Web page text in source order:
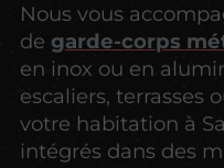
Nous vous
de garde-corps
en inox ou en
escaliers, terrasses
votre habitation à
intégrés dans des